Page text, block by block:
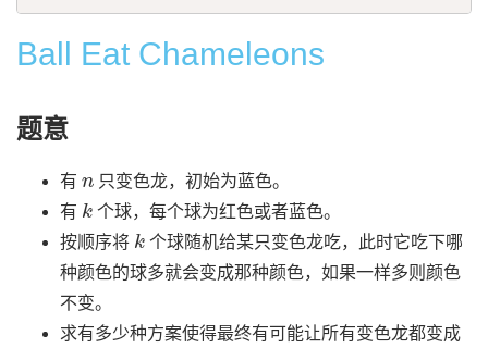
Ball Eat Chameleons
题意
有
只变色龙，初始为蓝色。
有
k
个球，每个球为红色或者蓝色。
按顺序将
k
个球随机给某只变色龙吃，此时它吃下哪
种颜色的球多就会变成那种颜色，如果一样多则颜色
不变。
求有多少种方案使得最终有可能让所有变色龙都变成